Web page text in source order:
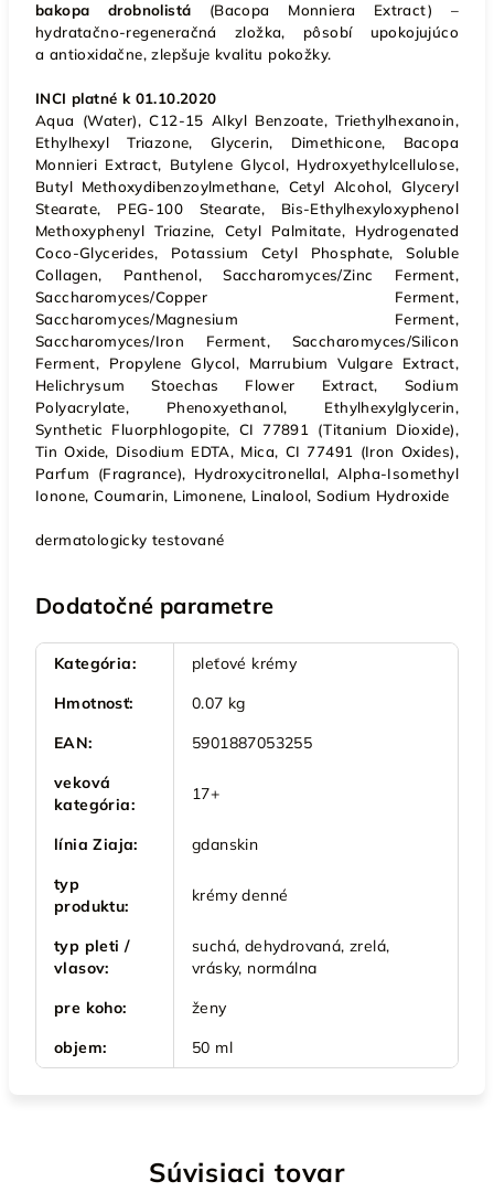
bakopa drobnolistá (Bacopa Monniera Extract) –
hydratačno-regeneračná zložka, pôsobí upokojujúco
a antioxidačne, zlepšuje kvalitu pokožky.
INCI platné k 01.10.2020
Aqua (Water), C12-15 Alkyl Benzoate, Triethylhexanoin,
Ethylhexyl Triazone, Glycerin, Dimethicone, Bacopa
Monnieri Extract, Butylene Glycol, Hydroxyethylcellulose,
Butyl Methoxydibenzoylmethane, Cetyl Alcohol, Glyceryl
Stearate, PEG-100 Stearate, Bis-Ethylhexyloxyphenol
Methoxyphenyl Triazine, Cetyl Palmitate, Hydrogenated
Coco-Glycerides, Potassium Cetyl Phosphate, Soluble
Collagen, Panthenol, Saccharomyces/Zinc Ferment,
Saccharomyces/Copper Ferment,
Saccharomyces/Magnesium Ferment,
Saccharomyces/Iron Ferment, Saccharomyces/Silicon
Ferment, Propylene Glycol, Marrubium Vulgare Extract,
Helichrysum Stoechas Flower Extract, Sodium
Polyacrylate, Phenoxyethanol, Ethylhexylglycerin,
Synthetic Fluorphlogopite, CI 77891 (Titanium Dioxide),
Tin Oxide, Disodium EDTA, Mica, CI 77491 (Iron Oxides),
Parfum (Fragrance), Hydroxycitronellal, Alpha-Isomethyl
Ionone, Coumarin, Limonene, Linalool, Sodium Hydroxide
dermatologicky testované
Dodatočné parametre
Kategória:
pleťové krémy
Hmotnosť:
0.07 kg
EAN:
5901887053255
veková
kategória:
17+
línia Ziaja:
gdanskin
typ
produktu:
krémy denné
typ pleti /
vlasov:
suchá, dehydrovaná, zrelá,
vrásky, normálna
pre koho:
ženy
objem: 50 ml
Súvisiaci tovar